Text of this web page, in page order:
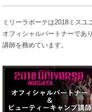
ミリーラボーテは2018ミス
オフィシャルパートナーであ
講師を務めています。